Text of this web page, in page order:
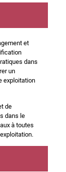
et
dans
un
exploitation
de
dans le
à toutes